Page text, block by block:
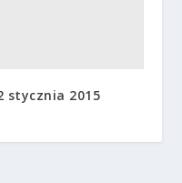
stycznia 2015